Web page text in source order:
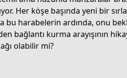
color-of-the-end-mission-in-
Her köşe başında yeni bir
bu harabelerin ardında, onu
bağlantı kurma arayışının
olabilir mi?